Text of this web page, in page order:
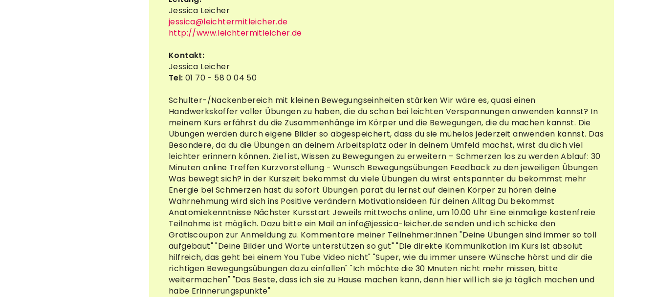
Jessica Leicher
jessica@leichtermitleicher.de
http://www.leichtermitleicher.de
Kontakt:
Jessica Leicher
Tel: 01 70 - 58 0 04 50
Schulter-/Nackenbereich mit kleinen Bewegungseinheiten stärken Wir wäre es, quasi einen
Handwerkskoffer voller Übungen zu haben, die du schon bei leichten Verspannungen anwenden kannst? In
meinem Kurs erfährst du die Zusammenhänge im Körper und die Bewegungen, die du machen kannst. Die
Übungen werden durch eigene Bilder so abgespeichert, dass du sie mühelos jederzeit anwenden kannst. Das
Besondere, da du die Übungen an deinem Arbeitsplatz oder in deinem Umfeld machst, wirst du dich viel
leichter erinnern können. Ziel ist, Wissen zu Bewegungen zu erweitern – Schmerzen los zu werden Ablauf: 30
Minuten online Treffen Kurzvorstellung - Wunsch Bewegungsübungen Feedback zu den jeweiligen Übungen
Was bewegt sich? in der Kurszeit bekommst du viele Übungen du wirst entspannter du bekommst mehr
Energie bei Schmerzen hast du sofort Übungen parat du lernst auf deinen Körper zu hören deine
Wahrnehmung wird sich ins Positive verändern Motivationsideen für deinen Alltag Du bekommst
Anatomiekenntnisse Nächster Kursstart Jeweils mittwochs online, um 10.00 Uhr Eine einmalige kostenfreie
Teilnahme ist möglich. Dazu bitte ein Mail an info@jessica-leicher.de senden und ich schicke den
Gratiscoupon zur Anmeldung zu. Kommentare meiner Teilnehmer:Innen "Deine Übungen sind immer so toll
aufgebaut" "Deine Bilder und Worte unterstützen so gut" "Die direkte Kommunikation im Kurs ist absolut
hilfreich, das geht bei einem You Tube Video nicht" "Super, wie du immer unsere Wünsche hörst und dir die
richtigen Bewegungsübungen dazu einfallen" "Ich möchte die 30 Mnuten nicht mehr missen, bitte
weitermachen" "Das Beste, dass ich sie zu Hause machen kann, denn hier will ich sie ja täglich machen und
habe Erinnerungspunkte"